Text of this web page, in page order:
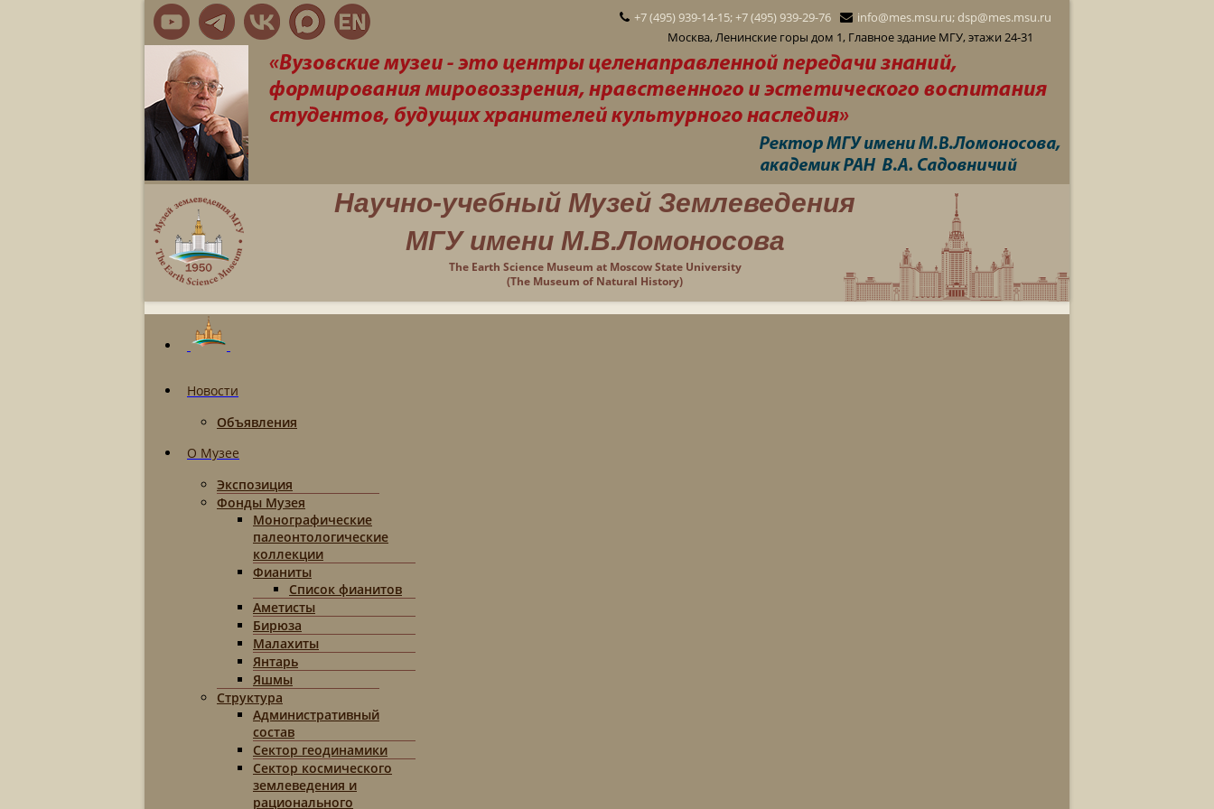
+7 (495) 939-14-15; +7 (495) 939-29-76
info@mes.msu.ru; dsp@mes.msu.ru
Москва, Ленинские горы дом 1, Главное здание МГУ, этажи 24-31
Научно-учебный Музей Землеведения
МГУ имени М.В.Ломоносова
The Earth Science Museum at Moscow State University
(The Museum of Natural History)
Новости
Объявления
О Музее
Экспозиция
Фонды Музея
Монографические
палеонтологические
коллекции
Фианиты
Список фианитов
Аметисты
Бирюза
Малахиты
Янтарь
Яшмы
Структура
Административный
состав
Сектор геодинамики
Сектор космического
землеведения и
рационального